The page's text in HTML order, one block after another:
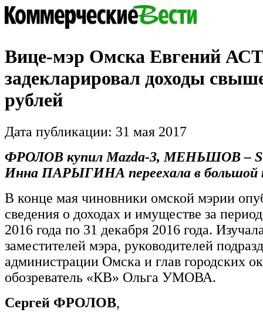
Вице-мэр Омска Евгений
задекларировал доходы
рублей
Дата публикации: 31 мая 2017
ФРОЛОВ купил Mazda-3, МЕНЬШОВ –
Инна ПАРЫГИНА переехала в
В конце мая чиновники омской мэрии
сведения о доходах и имуществе за
2016 года по 31 декабря 2016 года.
заместителей мэра, руководителей
администрации Омска и глав городских
обозреватель «КВ» Ольга УМОВА.
Сергей ФРОЛОВ,